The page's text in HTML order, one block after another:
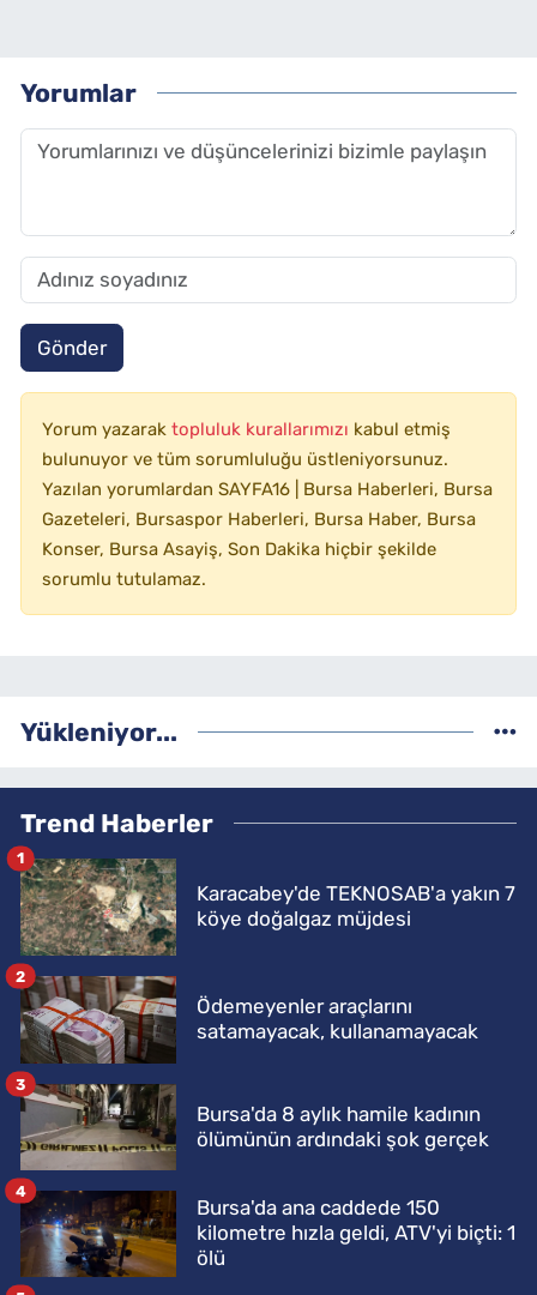
Yorumlar
Gönder
Yorum yazarak topluluk kurallarımızı kabul etmiş
bulunuyor ve tüm sorumluluğu üstleniyorsunuz.
Yazılan yorumlardan SAYFA16 | Bursa Haberleri, Bursa
Gazeteleri, Bursaspor Haberleri, Bursa Haber, Bursa
Konser, Bursa Asayiş, Son Dakika hiçbir şekilde
sorumlu tutulamaz.
Yükleniyor...
Trend Haberler
Karacabey'de TEKNOSAB'a yakın 7
köye doğalgaz müjdesi
1
Ödemeyenler araçlarını
satamayacak, kullanamayacak
2
Bursa'da 8 aylık hamile kadının
ölümünün ardındaki şok gerçek
3
Bursa'da ana caddede 150
kilometre hızla geldi, ATV'yi biçti: 1
ölü
4